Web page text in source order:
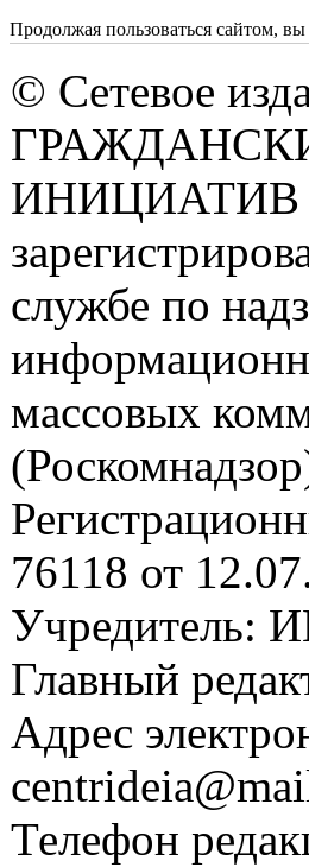
Продолжая пользоваться сайтом, вы
© Сетевое
ИНИЦИАТИВ
службе по
массовых
76118 от
Учредитель:
Главный
Адрес
Телефон